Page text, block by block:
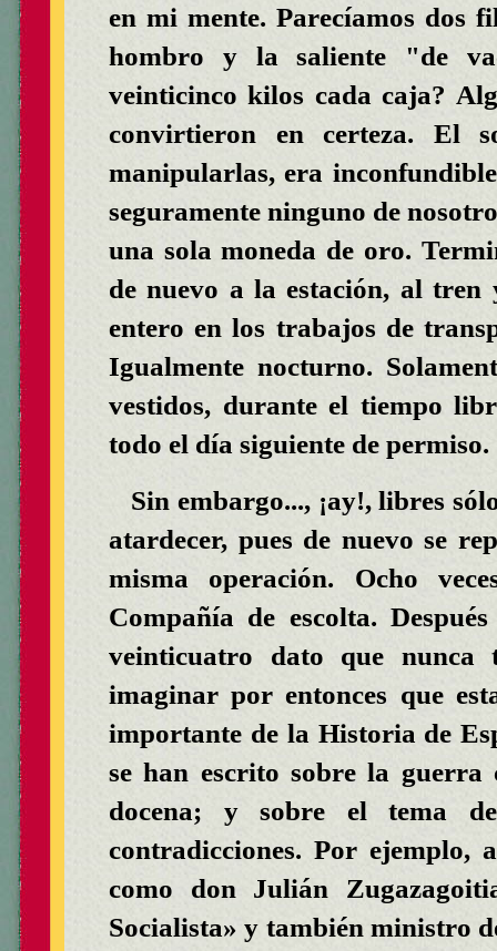
en mi mente. Parecíamos dos
hombro y la saliente "de
veinticinco kilos cada caja?
convirtieron en certeza. El
manipularlas, era
seguramente ninguno de
una sola moneda de oro.
de nuevo a la estación, al
entero en los trabajos de
Igualmente nocturno.
vestidos, durante el tiempo
todo el día siguiente de permiso.
Sin embargo..., ¡ay!, libres
atardecer, pues de nuevo se
misma operación. Ocho
Compañía de escolta.
veinticuatro dato que nunca
imaginar por entonces que
importante de la Historia de
se han escrito sobre la
docena; y sobre el tema
contradicciones. Por ejemplo,
como don Julián
Socialista» y también ministro